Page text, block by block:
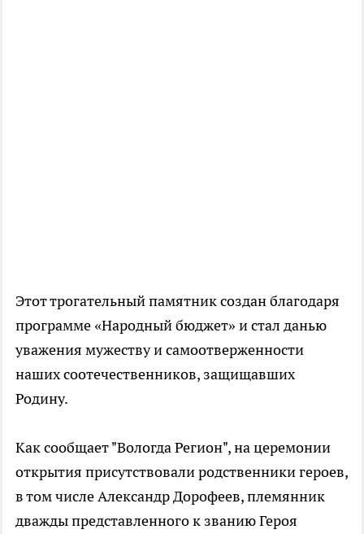
Этот трогательный памятник создан благодаря
программе «Народный бюджет» и стал данью
уважения мужеству и самоотверженности
наших соотечественников, защищавших
Родину.
Как сообщает "Вологда Регион", на церемонии
открытия присутствовали родственники героев,
в том числе Александр Дорофеев, племянник
дважды представленного к званию Героя